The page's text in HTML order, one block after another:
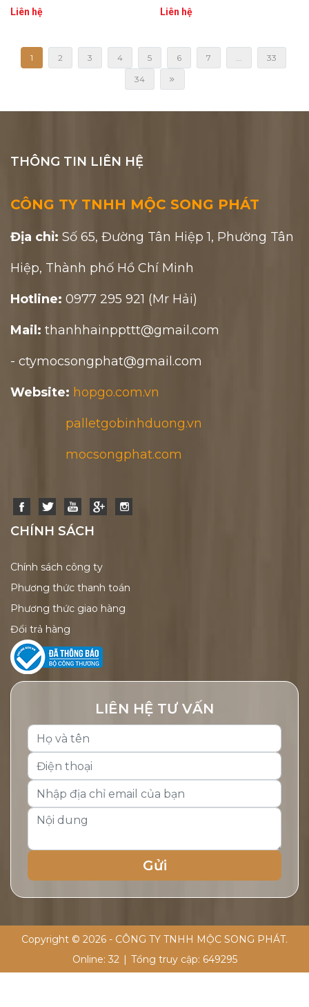
Liên hệ Liên hệ
1 2 3 4 5 6 7 ... 33
34
THÔNG TIN LIÊN HỆ
CÔNG TY TNHH MỘC SONG PHÁT
Địa chỉ: Số 65, Đường Tân Hiệp 1, Phường Tân
Hiệp, Thành phố Hồ Chí Minh
Hotline: 0977 295 921 (Mr Hải)
Mail: thanhhainppttt@gmail.com
- ctymocsongphat@gmail.com
Website: hopgo.com.vn
palletgobinhduong.vn
mocsongphat.com
CHÍNH SÁCH
Chính sách công ty
Phương thức thanh toán
Phương thức giao hàng
Đổi trả hàng
LIÊN HỆ TƯ VẤN
Copyright © 2026 - CÔNG TY TNHH MỘC SONG PHÁT.
Online: 32 Tổng truy cập: 649295